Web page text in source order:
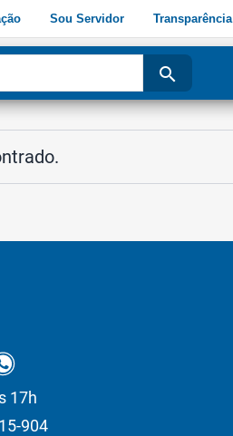
Sou Servidor Transparência
search
17h
904